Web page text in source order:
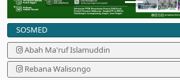
SOSMED
Abah Ma'ruf Islamuddin
Rebana Walisongo